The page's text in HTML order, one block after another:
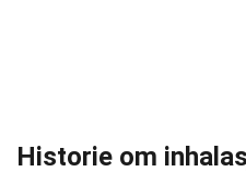
Historie om